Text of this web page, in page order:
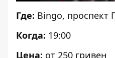
Где: Bingo, проспект
Когда: 19:00
Цена: от 250 гривен